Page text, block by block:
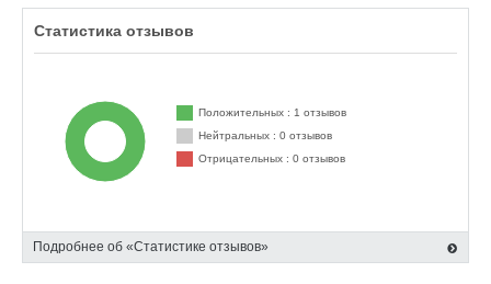
На данный момент на российском рынке можно встретить
аллергии, не совсем безопасны. Каждое средство для роста
ресниц по своему уникально, хотя по сути все они
выполняют одну и ту же функцию – способствуют росту
собственных ресниц. Вопрос различий – цена, удобство,
и кошельку!
Статистика отзывов
Положительных : 1 отзывов
Нейтральных : 0 отзывов
Отрицательных : 0 отзывов
Подробнее об «Статистике отзывов»